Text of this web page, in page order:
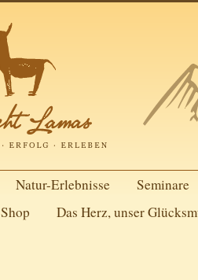
Natur-Erlebnisse Seminare
Shop Das Herz, unser